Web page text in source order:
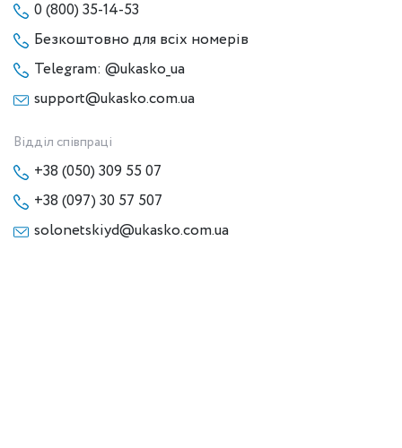
0 (800) 35-14-53
Безкоштовно для всіх номерів
Telegram: @ukasko_ua
support@ukasko.com.ua
Відділ співпраці
+38 (050) 309 55 07
+38 (097) 30 57 507
solonetskiyd@ukasko.com.ua